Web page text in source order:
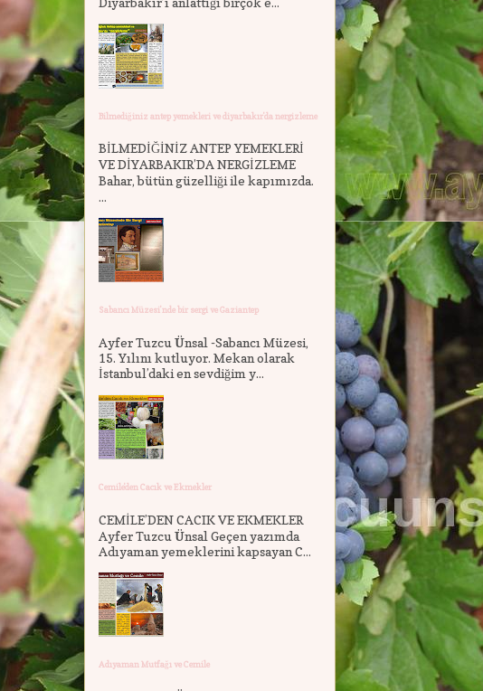
Bilmediğiniz antep yemekleri ve diyarbakır'da nergizleme
BİLMEDİĞİNİZ ANTEP YEMEKLERİ
VE DİYARBAKIR’DA NERGİZLEME
Bahar, bütün güzelliği ile kapımızda.
...
Sabancı Müzesi'nde bir sergi ve Gaziantep
Ayfer Tuzcu Ünsal -Sabancı Müzesi,
15. Yılını kutluyor. Mekan olarak
İstanbul’daki en sevdiğim y...
Cemile'den Cacık ve Ekmekler
CEMİLE’DEN CACIK VE EKMEKLER
Ayfer Tuzcu Ünsal Geçen yazımda
Adıyaman yemeklerini kapsayan C...
Adıyaman Mutfağı ve Cemile